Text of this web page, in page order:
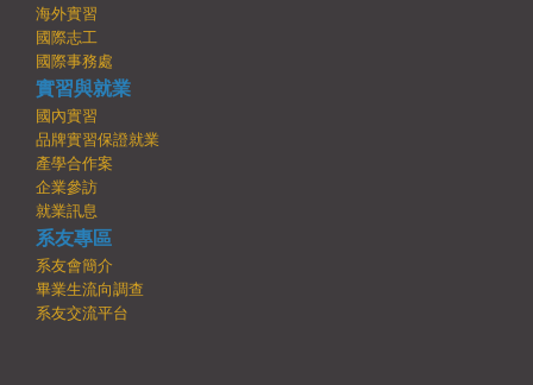
海外實習
國際志工
國際事務處
實習與就業
國內實習
品牌實習保證就業
產學合作案
企業參訪
就業訊息
系友專區
系友會簡介
畢業生流向調查
系友交流平台